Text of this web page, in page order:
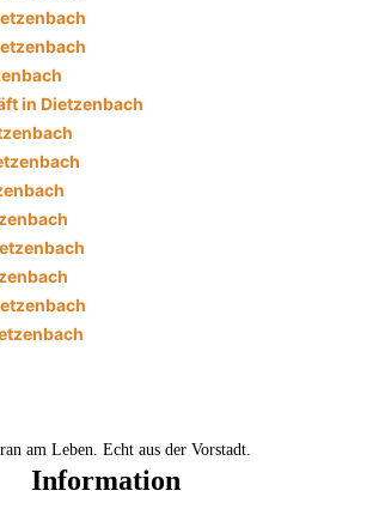
in Dietzenbach
am Leben. Echt aus der Vorstadt.
Information